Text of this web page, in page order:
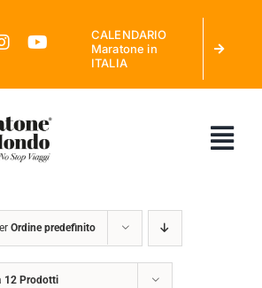
CALENDARIO
Maratone in
ITALIA
MONDO
Ordine predefinito
12 Prodotti